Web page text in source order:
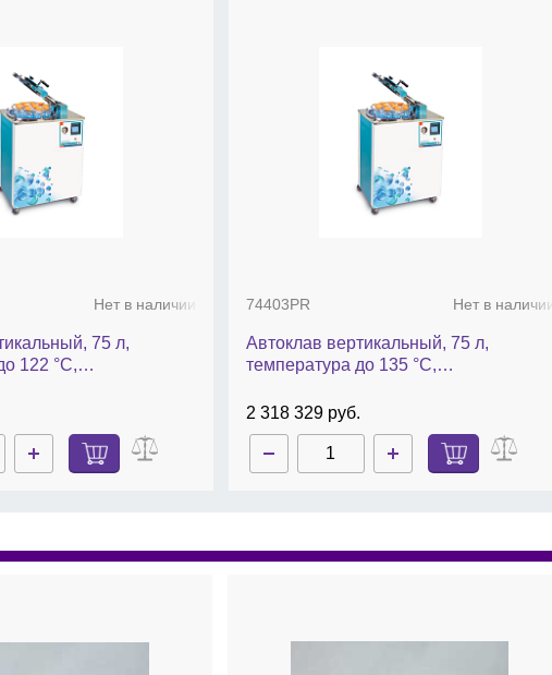
Нет в наличии
75 л,
122 °С,
74403PR Нет в наличии
Автоклав вертикальный, 75 л,
температура до 135 °С,
2 318 329 руб.